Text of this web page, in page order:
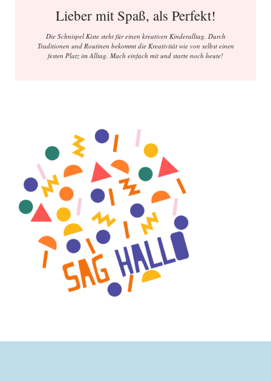
Lieber mit Spaß, als Perfekt!
Die Schnispel Kiste steht für einen kreativen Kinderalltag. Durch
Traditionen und Routinen bekommt die Kreativität wie von selbst einen
festen Platz im Alltag. Mach einfach mit und starte noch heute!